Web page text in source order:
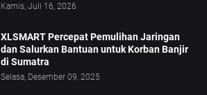
Kamis, Juli 16, 2026
XLSMART Percepat Pemulihan Jaringan
dan Salurkan Bantuan untuk Korban Banjir
di Sumatra
Selasa, Desember 09, 2025